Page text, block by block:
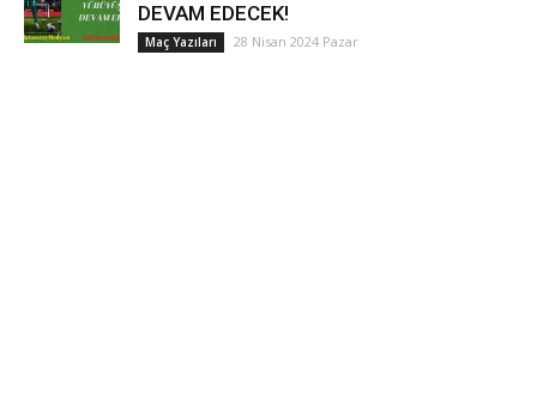
DEVAM EDECEK!
Maç Yazıları 28 Nisan 2024 Pazar